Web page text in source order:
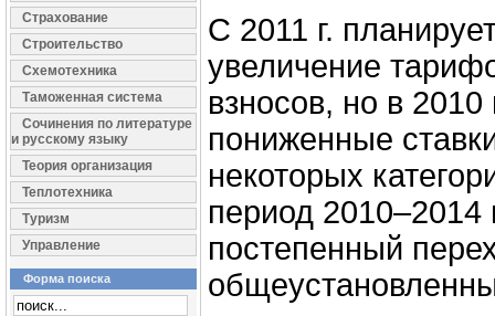
Страхование
Строительство
Схемотехника
Таможенная система
Сочинения по литературе
и русскому языку
Теория организация
Теплотехника
Туризм
Управление
Форма поиска
С 2011 г.
увеличение
взносов, но в 2010
пониженные
некоторых
период 2010–2014
постепенный